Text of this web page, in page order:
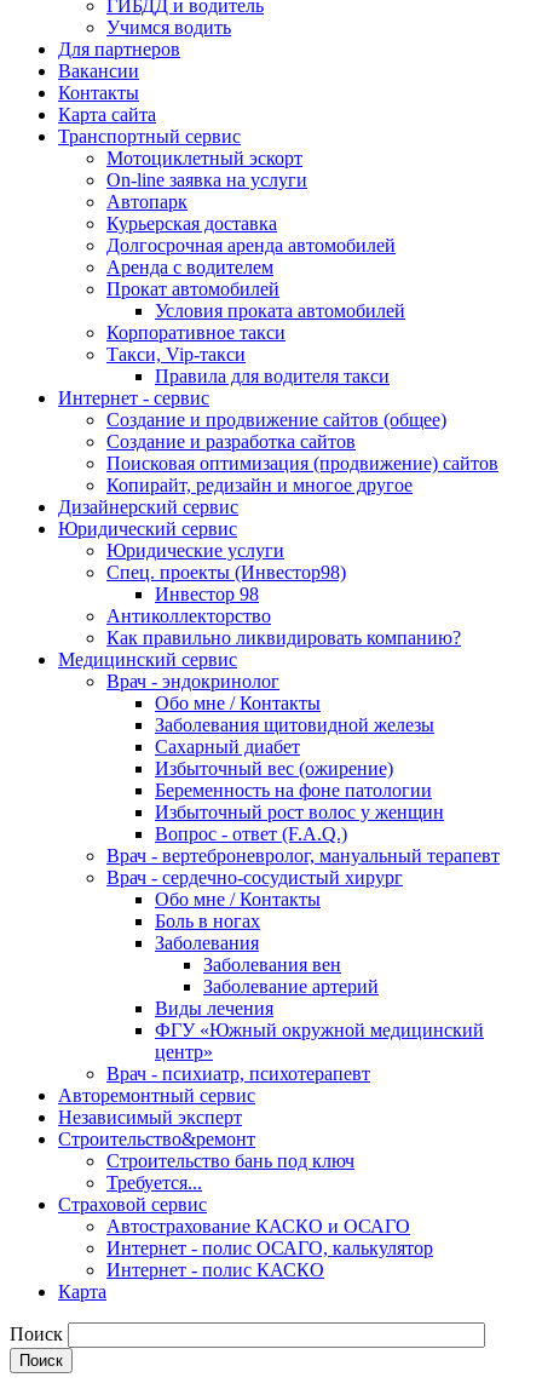
ГИБДД и водитель
Учимся водить
Для партнеров
Вакансии
Контакты
Карта сайта
Транспортный сервис
Мотоциклетный эскорт
On-line заявка на услуги
Автопарк
Курьерская доставка
Долгосрочная аренда автомобилей
Аренда с водителем
Прокат автомобилей
Условия проката автомобилей
Корпоративное такси
Такси, Vip-такси
Правила для водителя такси
Интернет - сервис
Создание и продвижение сайтов (общее)
Создание и разработка сайтов
Поисковая оптимизация (продвижение) сайтов
Копирайт, редизайн и многое другое
Дизайнерский сервис
Юридический сервис
Юридические услуги
Спец. проекты (Инвестор98)
Инвестор 98
Антиколлекторство
Как правильно ликвидировать компанию?
Медицинский сервис
Врач - эндокринолог
Обо мне / Контакты
Заболевания щитовидной железы
Сахарный диабет
Избыточный вес (ожирение)
Беременность на фоне патологии
Избыточный рост волос у женщин
Вопрос - ответ (F.A.Q.)
Врач - вертеброневролог, мануальный терапевт
Врач - сердечно-сосудистый хирург
Обо мне / Контакты
Боль в ногах
Заболевания
Заболевания вен
Заболевание артерий
Виды лечения
ФГУ «Южный окружной медицинский
центр»
Врач - психиатр, психотерапевт
Авторемонтный сервис
Независимый эксперт
Строительство&ремонт
Строительство бань под ключ
Требуется...
Страховой сервис
Автострахование КАСКО и ОСАГО
Интернет - полис ОСАГО, калькулятор
Интернет - полис КАСКО
Карта
Поиск